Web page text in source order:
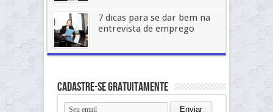
7 dicas para se dar bem na
entrevista de emprego
Cadastre-se gratuitamente